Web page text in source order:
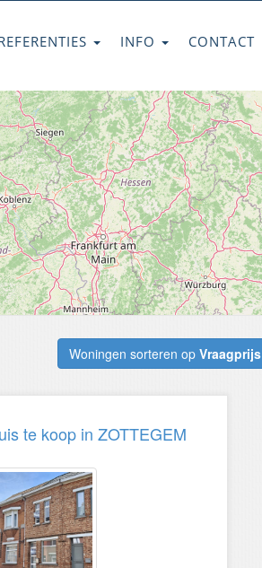
INFO CONTACT
Woningen sorteren op Vraagprijs
te koop in ZOTTEGEM